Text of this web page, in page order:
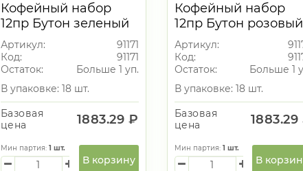
Кофейный набор
12пр Бутон зеленый
90мл
Артикул:
91171
Код:
91171
Остаток:
Больше 1 уп.
В упаковке: 18 шт.
Базовая
цена
1883.29 ₽
Мин партия: 1 шт.
В корзину
Кофейный набор
12пр Бутон розовый
90мл
Артикул:
Код:
Остаток:
Больше 1
В упаковке: 18 шт.
Базовая
цена
1883.29
Мин партия: 1 шт.
В